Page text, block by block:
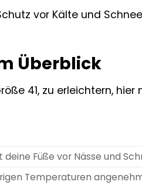
vor Kälte und
Überblick
41, zu erleichtern,
Füße vor Nässe und
Temperaturen